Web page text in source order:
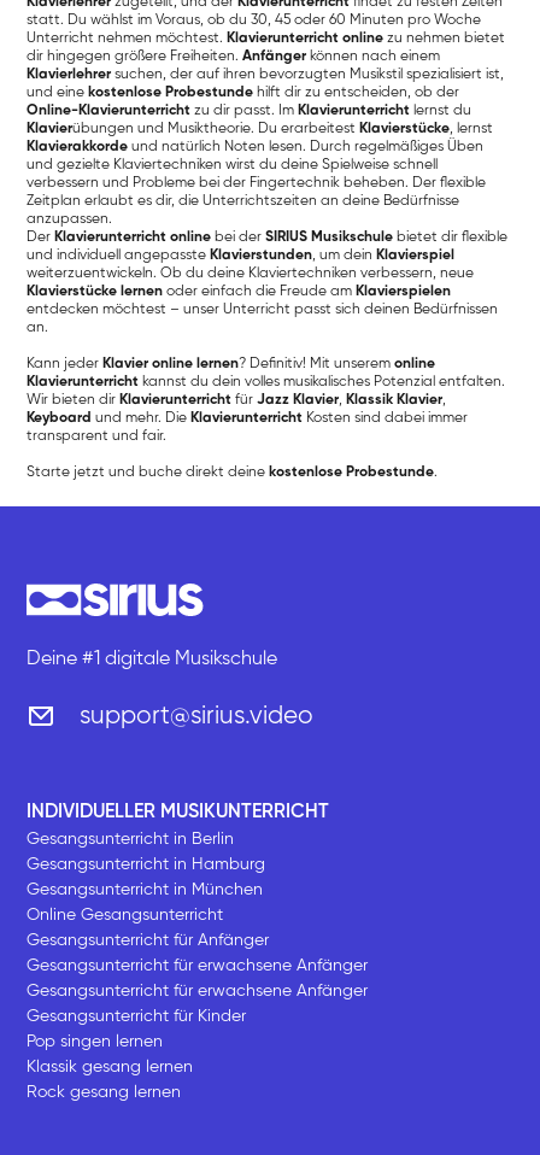
statt. Du wählst im Voraus, ob du 30, 45 oder 60 Minuten pro Woche
Unterricht nehmen möchtest. Klavierunterricht online zu nehmen bietet
dir hingegen größere Freiheiten.Anfänger können nach einem
Klavierlehrer suchen, der auf ihren bevorzugten Musikstil spezialisiert ist,
und eine kostenlose Probestunde hilft dir zu entscheiden, ob der
Online-Klavierunterricht zu dir passt. Im Klavierunterricht lernst du
Klavierübungen und Musiktheorie. Du erarbeitest Klavierstücke, lernst
Klavierakkorde und natürlich Noten lesen. Durch regelmäßiges Üben
und gezielte Klaviertechniken wirst du deine Spielweise schnell
verbessern und Probleme bei der Fingertechnik beheben. Der flexible
Zeitplan erlaubt es dir, die Unterrichtszeiten an deine Bedürfnisse
anzupassen.
Der Klavierunterricht online bei derSIRIUS Musikschule bietet dir flexible
und individuell angepasste Klavierstunden, um dein Klavierspiel
weiterzuentwickeln. Ob du deine Klaviertechniken verbessern, neue
Klavierstücke lernen oder einfach die Freude am Klavierspielen
entdecken möchtest – unser Unterricht passt sich deinen Bedürfnissen
an.
Kann jeder Klavier online lernen? Definitiv! Mit unseremonline
Klavierunterricht kannst du dein volles musikalisches Potenzial entfalten.
Wir bieten dir Klavierunterricht fürJazz Klavier, Klassik Klavier,
Keyboard und mehr. Die Klavierunterricht Kosten sind dabei immer
transparent und fair.
Starte jetzt und buche direkt deine kostenlose Probestunde.
Deine #1 digitale Musikschule
support@sirius.video
INDIVIDUELLER MUSIKUNTERRICHT
Gesangsunterricht in Berlin
Gesangsunterricht in Hamburg
Gesangsunterricht in München
Online Gesangsunterricht
Gesangsunterricht für Anfänger
Gesangsunterricht für erwachsene Anfänger
Gesangsunterricht für erwachsene Anfänger
Gesangsunterricht für Kinder
Pop singen lernen
Klassik gesang lernen
Rock gesang lernen